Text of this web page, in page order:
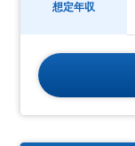
想定年収